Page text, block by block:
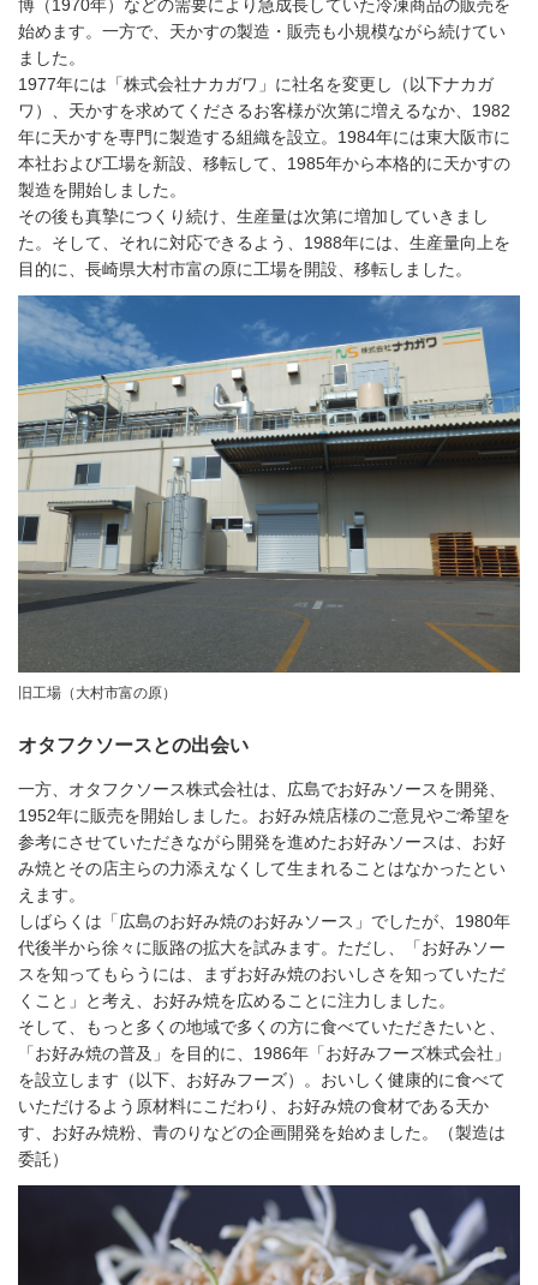
旧工場（大村市富の原）
博（1970年）などの需要により急成長していた冷凍商品の販売を
始めます。一方で、天かすの製造・販売も小規模ながら続けてい
ました。
1977年には「株式会社ナカガワ」に社名を変更し（以下ナカガ
ワ）、天かすを求めてくださるお客様が次第に増えるなか、1982
年に天かすを専門に製造する組織を設立。1984年には東大阪市に
本社および工場を新設、移転して、1985年から本格的に天かすの
製造を開始しました。
その後も真摯につくり続け、生産量は次第に増加していきまし
た。そして、それに対応できるよう、1988年には、生産量向上を
目的に、長崎県大村市富の原に工場を開設、移転しました。
オタフクソースとの出会い
一方、オタフクソース株式会社は、広島でお好みソースを開発、
1952年に販売を開始しました。お好み焼店様のご意見やご希望を
参考にさせていただきながら開発を進めたお好みソースは、お好
み焼とその店主らの力添えなくして生まれることはなかったとい
えます。
しばらくは「広島のお好み焼のお好みソース」でしたが、1980年
代後半から徐々に販路の拡大を試みます。ただし、「お好みソー
スを知ってもらうには、まずお好み焼のおいしさを知っていただ
くこと」と考え、お好み焼を広めることに注力しました。
そして、もっと多くの地域で多くの方に食べていただきたいと、
「お好み焼の普及」を目的に、1986年「お好みフーズ株式会社」
を設立します（以下、お好みフーズ）。おいしく健康的に食べて
いただけるよう原材料にこだわり、お好み焼の食材である天か
す、お好み焼粉、青のりなどの企画開発を始めました。（製造は
委託）